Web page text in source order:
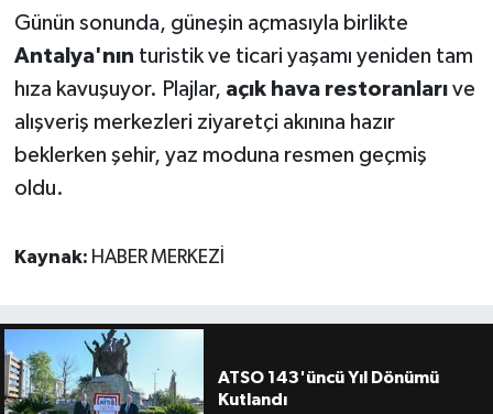
Günün sonunda, güneşin açmasıyla birlikte
Antalya'nın turistik ve ticari yaşamı yeniden tam
hıza kavuşuyor. Plajlar, açık hava restoranlarıve
alışveriş merkezleri ziyaretçi akınına hazır
beklerken şehir, yaz moduna resmen geçmiş
oldu.
Kaynak: HABER MERKEZİ
ATSO 143'üncü Yıl Dönümü
Kutlandı